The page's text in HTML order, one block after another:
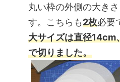
丸い枠の外側の大き
す。こちらも2枚必要
大サイズは直径14cm
で切りました。